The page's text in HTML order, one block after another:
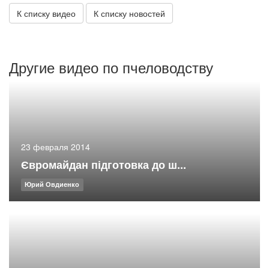
К списку видео К списку новостей
Другие видео по пчеловодству
23 февраля 2014
Євромайдан підготовка до ш...
Юрий Овдиенко